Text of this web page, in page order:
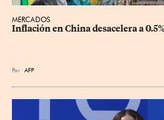
MERCADOS
Inflación en China desacelera a
Por AFP